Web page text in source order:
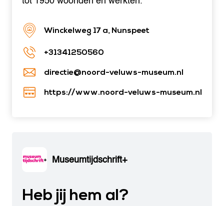
Winckelweg 17 a, Nunspeet
+31341250560
directie@noord-veluws-museum.nl
https://www.noord-veluws-museum.nl
Museumtijdschrift+
Heb jij hem al?